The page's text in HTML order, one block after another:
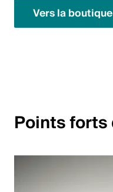
Pologne
Vers la
Points